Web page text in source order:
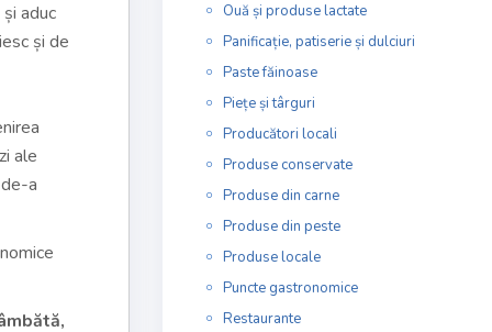
aduc
și de
ale
a
Ouă și produse lactate
Panificație, patiserie și dulciuri
Paste făinoase
Piețe și târguri
Producători locali
Produse conservate
Produse din carne
Produse din peste
Produse locale
Puncte gastronomice
Restaurante